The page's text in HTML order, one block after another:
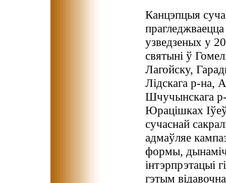
Канцэпцыя
узведзеных у
святыні ў
Лагойску,
Лідскага р-на,
Шчучынскага
Юрацішках
сучаснай
адмаўляе
формы,
інтэрпрэтацыі
гэтым